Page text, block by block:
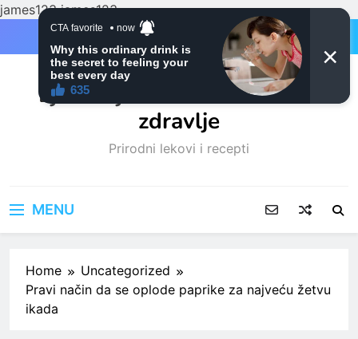
james123james123
Ljubitelji mačaka i Prirodno
zdravlje
Prirodni lekovi i recepti
MENU
Home
Uncategorized
Pravi način da se oplode paprike za najveću žetvu
ikada